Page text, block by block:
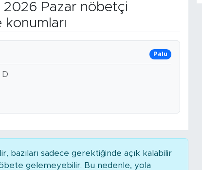
Pazar nöbetçi
Palu
D
bazıları sadece gerektiğinde açık kalabilir
gelemeyebilir. Bu nedenle, yola